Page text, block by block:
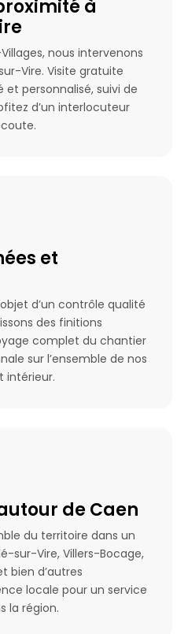
à
nous intervenons
Vire. Visite gratuite
et personnalisé, suivi de
d’un interlocuteur
et
d’un contrôle qualité
des finitions
complet du chantier
sur l’ensemble de nos
intérieur.
de Caen
du territoire dans un
sur-Vire, Villers-Bocage,
bien d’autres
locale pour un service
la région.